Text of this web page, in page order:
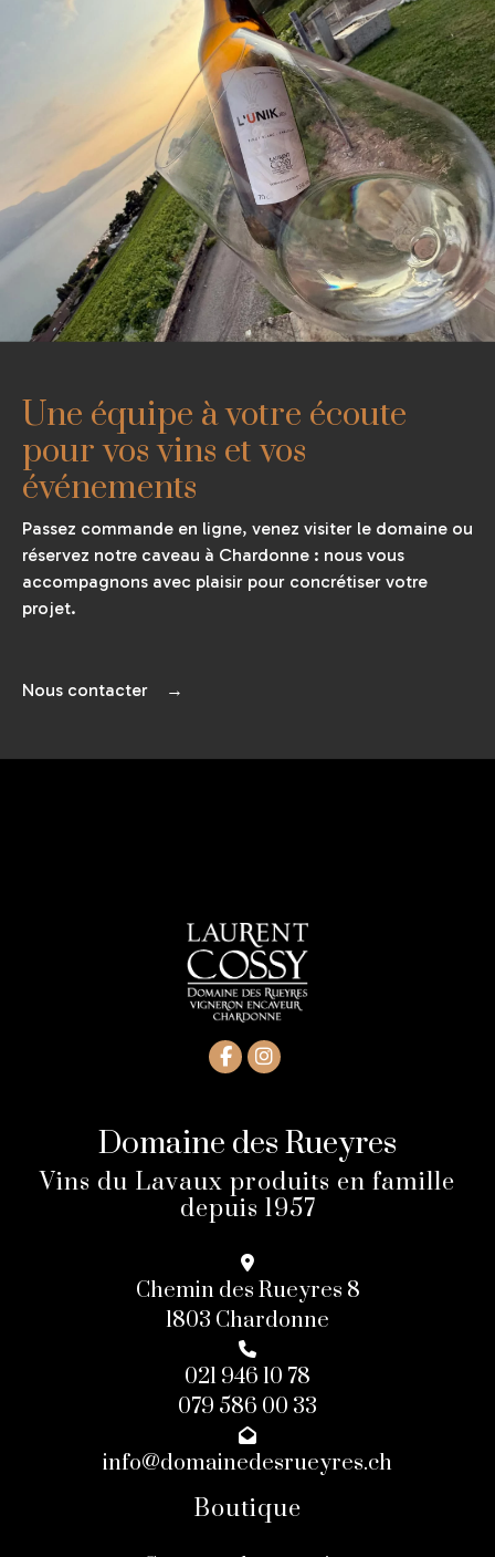
Une équipe à votre écoute
pour vos vins et vos
événements
Passez commande en ligne, venez visiter le domaine ou
réservez notre caveau à Chardonne : nous vous
accompagnons avec plaisir pour concrétiser votre
projet.
Nous contacter →
Domaine des Rueyres
Vins du Lavaux produits en famille
depuis 1957
Chemin des Rueyres 8
1803 Chardonne
021 946 10 78
079 586 00 33
info@domainedesrueyres.ch
Boutique